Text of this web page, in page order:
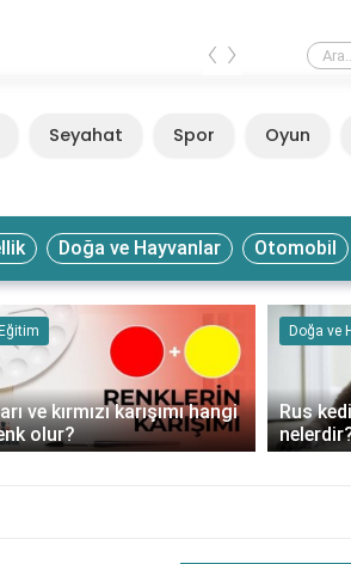
‹ ›
Seyahat Spor Oyun
Doğa ve Hayvanlar Otomobil
Eğitim
ve kırmızı karışımı hangi
olur?
Doğa ve
Rus